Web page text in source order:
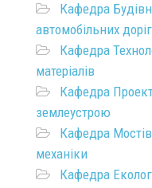
Кафедра
автомобільних доріг
Кафедра
матеріалів
Кафедра
землеустрою
Кафедра
механіки
Кафедра